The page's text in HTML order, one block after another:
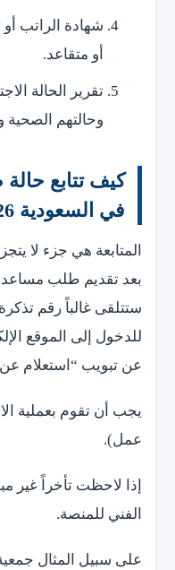
شهادة الراتب
أو متقاعد.
تقرير الحالة
وحالتهم الصحية
كيف تتابع
في السعودية 2026 ؟
المتابعة هي جزء لا
ستتلقى غالباً رقم
للدخول إلى الموقع
عن تبويب “استعلام
عمل).
إذا لاحظت تأخراً غير
الفني للمنصة.
على سبيل المثال